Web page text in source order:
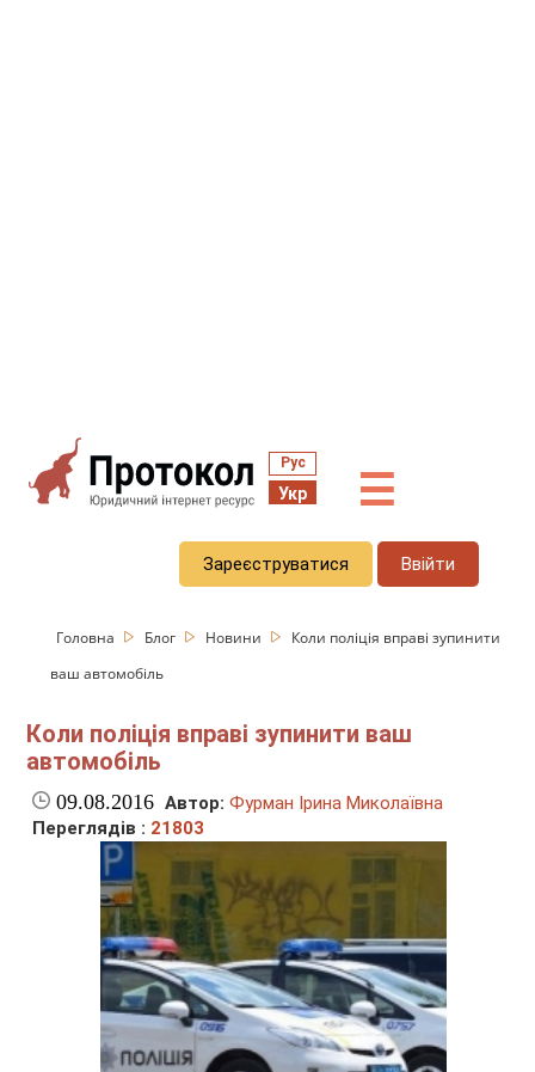
Рус
Укр ☰
Зареєструватися Ввійти
Головна Блог Новини
Коли поліція вправі зупинити
ваш автомобіль
Коли поліція вправі зупинити ваш
автомобіль
09.08.2016 Автор: Фурман Ірина Миколаївна
Переглядів : 21803